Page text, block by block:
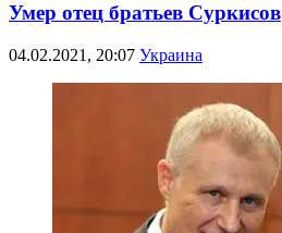
Умер отец братьев Суркисов
04.02.2021, 20:07 Украина